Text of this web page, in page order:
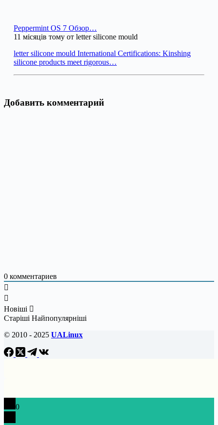
Peppermint OS 7 Обзор…
11 місяців тому от letter silicone mould
letter silicone mould International Certifications: Kinshing
silicone products meet rigorous…
Добавить комментарий
0 комментариев
Новіші
Старіші Найпопулярніші
© 2010 - 2025 UALinux
0